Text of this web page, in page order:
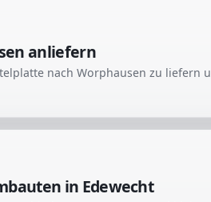
anliefern
in Edewecht